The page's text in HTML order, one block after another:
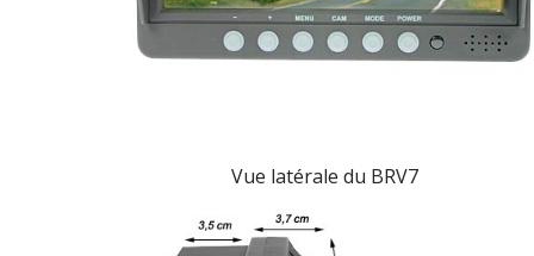
Vue latérale du BRV7